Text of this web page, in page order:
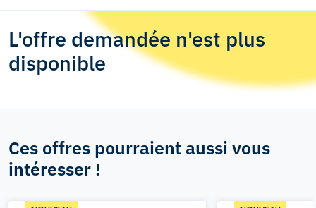
L'offre demandée n'est plus
disponible
Ces offres pourraient aussi vous
intéresser !